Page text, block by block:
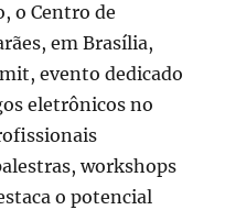
o Centro de
em Brasília,
evento dedicado
eletrônicos no
workshops
o potencial